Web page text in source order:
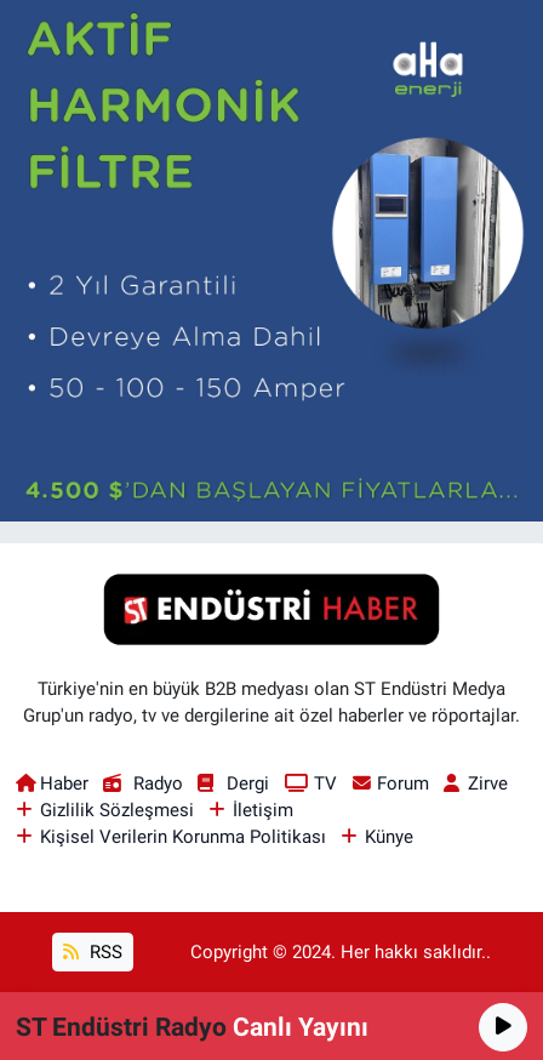
Türkiye'nin en büyük B2B medyası olan ST Endüstri Medya
Grup'un radyo, tv ve dergilerine ait özel haberler ve röportajlar.
Haber Radyo Dergi TV Forum
Zirve
Gizlilik Sözleşmesi
İletişim
Kişisel Verilerin Korunma Politikası
Künye
RSS Copyright © 2024. Her hakkı saklıdır..
Haber Yazılımı: TE Bilişim
ST Endüstri Radyo Canlı Yayını